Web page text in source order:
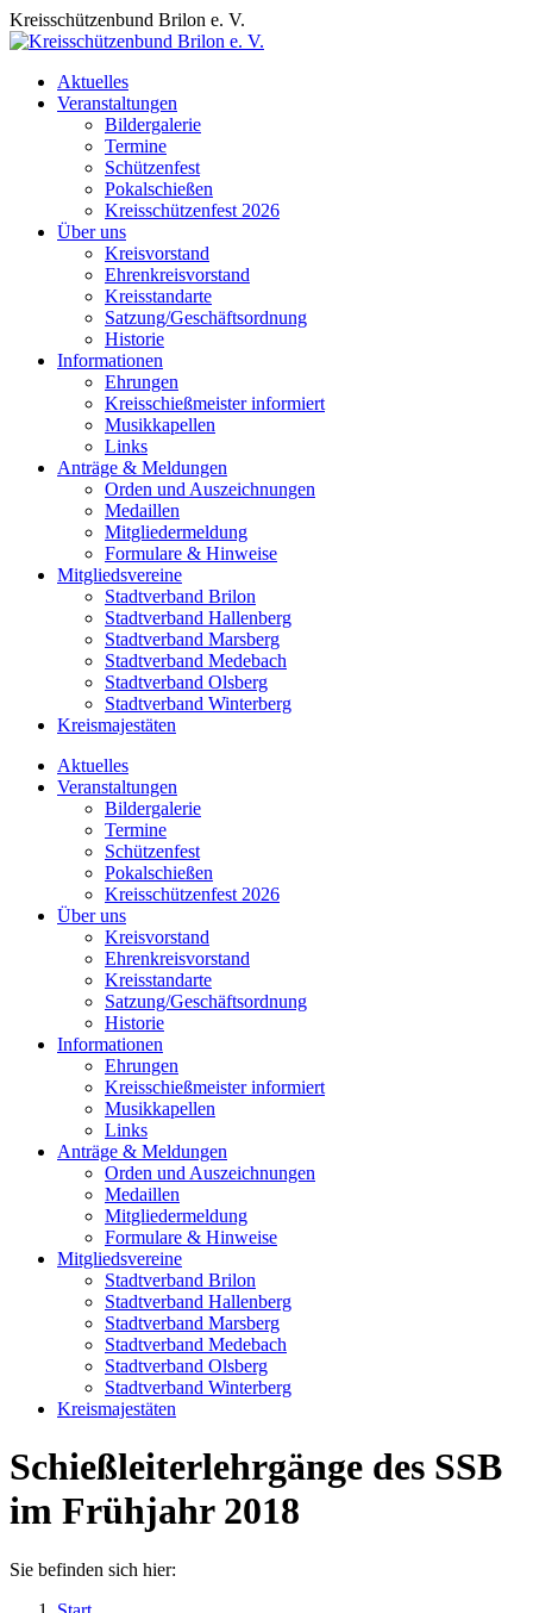
Zum
Inhalt
Kreisschützenbund Brilon e. V.
Aktuelles
Veranstaltungen
Bildergalerie
Termine
Schützenfest
Pokalschießen
Kreisschützenfest 2026
Über uns
Kreisvorstand
Ehrenkreisvorstand
Kreisstandarte
Satzung/Geschäftsordnung
Historie
Informationen
Ehrungen
Kreisschießmeister informiert
Musikkapellen
Links
Anträge & Meldungen
Orden und Auszeichnungen
Medaillen
Mitgliedermeldung
Formulare & Hinweise
Mitgliedsvereine
Stadtverband Brilon
Stadtverband Hallenberg
Stadtverband Marsberg
Stadtverband Medebach
Stadtverband Olsberg
Stadtverband Winterberg
Kreismajestäten
Aktuelles
Veranstaltungen
Bildergalerie
Termine
Schützenfest
Pokalschießen
Kreisschützenfest 2026
Über uns
Kreisvorstand
Ehrenkreisvorstand
Kreisstandarte
Satzung/Geschäftsordnung
Historie
Informationen
Ehrungen
Kreisschießmeister informiert
Musikkapellen
Links
Anträge & Meldungen
Orden und Auszeichnungen
Medaillen
Mitgliedermeldung
Formulare & Hinweise
Mitgliedsvereine
Stadtverband Brilon
Stadtverband Hallenberg
Stadtverband Marsberg
Stadtverband Medebach
Stadtverband Olsberg
Stadtverband Winterberg
Kreismajestäten
Schießleiterlehrgänge des SSB
im Frühjahr 2018
Sie befinden sich hier: